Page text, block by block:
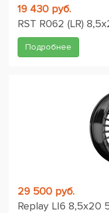
19 430 руб.
RST R062 (LR)
Подробнее
29 500 руб.
Replay LI6 8,5x20